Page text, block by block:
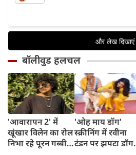
बॉलीवुड हलचल
'आवारापन 2' में
खूंखार विलेन का रोल
निभा रहे पूरन गब्बी
'ओह माय डॉग'
स्क्रीनिंग में रवीना
टंडन पर झपटा डॉग,